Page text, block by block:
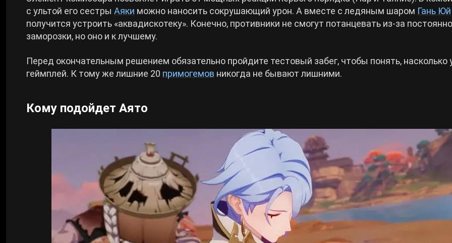
с ультой его сестры Аяки можно наносить сокрушающий урон. А вместе с ледяным шаром Гань Юй
получится устроить «аквадискотеку». Конечно, противники не смогут потанцевать из-за
заморозки, но оно и к лучшему.
Перед окончательным решением обязательно пройдите тестовый забег, чтобы понять, насколько
геймплей. К тому же лишние 20 примогемов никогда не бывают лишними.
Кому подойдет Аято